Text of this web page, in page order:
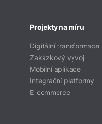
Projekty na míru
Digitální transformace
Zakázkový vývoj
Mobilní aplikace
Integrační platformy
E-commerce